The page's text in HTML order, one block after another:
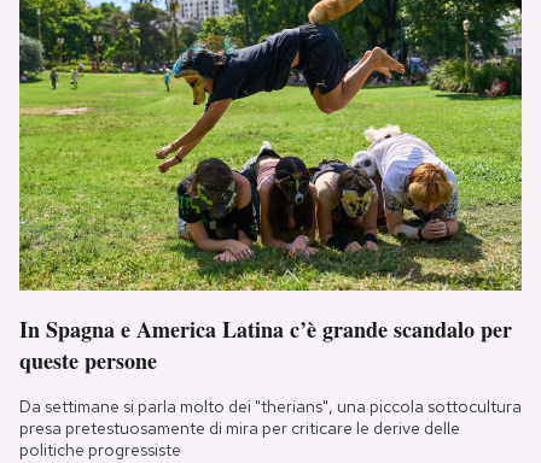
In Spagna e America Latina c’è grande scandalo per
queste persone
Da settimane si parla molto dei "therians", una piccola sottocultura
presa pretestuosamente di mira per criticare le derive delle
politiche progressiste